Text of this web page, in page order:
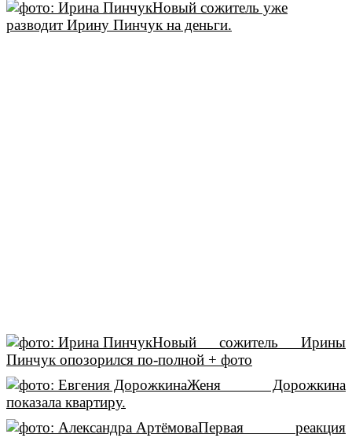
Новый сожитель уже
разводит Ирину Пинчук на деньги.
Новый сожитель Ирины
Пинчук опозорился по-полной + фото
Женя Дорожкина
показала квартиру.
Первая реакция